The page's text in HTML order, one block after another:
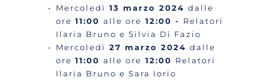
Mercoledì 13 marzo 2024 dalle
ore 11:00 alle ore 12:00 - Relatori
Ilaria Bruno e Silvia Di Fazio
Mercoledì 27 marzo 2024 dalle
ore 11:00 alle ore 12:00 Relatori
Ilaria Bruno e Sara Iorio